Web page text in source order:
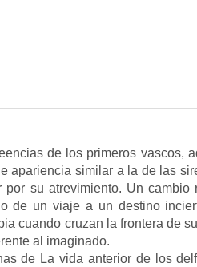
de los primeros vascos,
apariencia similar a la de las
por su atrevimiento. Un
de un viaje a un destino
cuando cruzan la frontera de
al imaginado.
de La vida anterior de los